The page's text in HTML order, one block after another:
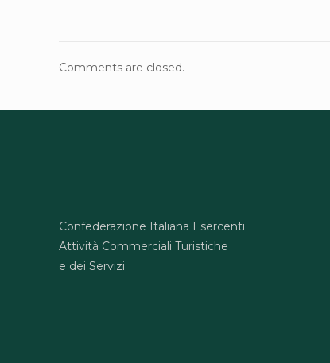
Comments are closed.
Confederazione Italiana Esercenti
Attività Commerciali Turistiche
e dei Servizi